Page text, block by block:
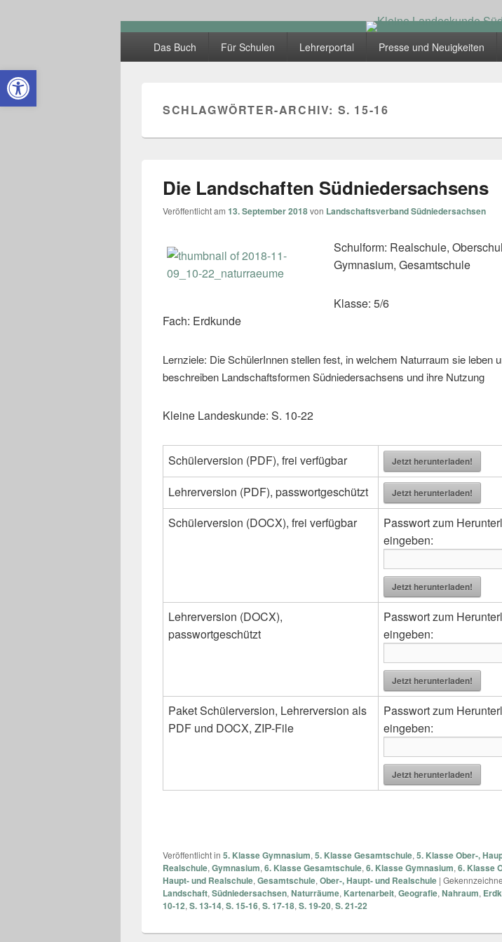
Kleine Landeskunde
Hauptmenü
Das Buch Für Schulen Lehrerportal Presse und Neuigkeiten
SCHLAGWÖRTER-ARCHIV: S. 15-16
Die Landschaften Südniedersachsens
Veröffentlicht am 13. September 2018von Landschaftsverband Südniedersachsen
Schulform: Realschule,
Gymnasium, Gesamtschule
Klasse: 5/6
Fach: Erdkunde
Lernziele: Die SchülerInnen stellen fest, in welchem Naturraum sie leben
beschreiben Landschaftsformen Südniedersachsens und ihre Nutzung
Kleine Landeskunde: S. 10-22
Schülerversion (PDF), frei verfügbar Jetzt herunterladen!
Lehrerversion (PDF), passwortgeschützt Jetzt herunterladen!
Schülerversion (DOCX), frei verfügbar
Passwort zum
eingeben:
Jetzt herunterladen!
Lehrerversion (DOCX),
passwortgeschützt
Passwort zum
eingeben:
Jetzt herunterladen!
Paket Schülerversion, Lehrerversion als
PDF und DOCX, ZIP-File
Passwort zum
eingeben:
Jetzt herunterladen!
Veröffentlicht in 5. Klasse Gymnasium, 5. Klasse Gesamtschule, 5. Klasse Ober-,
Realschule, Gymnasium, 6. Klasse Gesamtschule, 6. Klasse Gymnasium, 6. Klasse
Haupt- und Realschule, Gesamtschule, Ober-, Haupt- und Realschule |
Landschaft, Südniedersachsen, Naturräume, Kartenarbeit, Geografie, Nahraum,
10-12, S. 13-14, S. 15-16, S. 17-18, S. 19-20, S. 21-22
Open toolbar